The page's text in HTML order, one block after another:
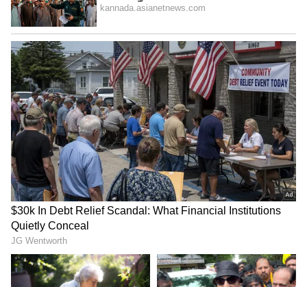
3
6
Image Credit :Asianet News
ಎಸ್ ಎಂಎಸ್ – ಒಟಿಪಿ ಮಿತಿ
ಸಿಮ್ ವಿನಿಮಯ ಮತ್ತು ಫಿಶಿಂಗ್ನಿಂದ ಡಿಜಿಟಲ್ ವಂಚನೆ
ಹೆಚ್ಚಾಗ್ತಿದೆ. ಅದನ್ನು ತಡೆಗಟ್ಟಲು ಏಪ್ರಿಲ್ 2026 ರಿಂದ
ಭದ್ರತೆಯನ್ನು ನವೀಕರಿಸಲಾಗಿದೆ. ದೊಡ್ಡ ಮತ್ತು ಹೆಚ್ಚಿನ
ಮೌಲ್ಯದ ವಹಿವಾಟುಗಳನ್ನು ಸುರಕ್ಷಿತಗೊಳಿಸಲು, ಸರಳ
ಎಸ್ಎಂಎಸ್ ಒಟಿಪಿಗಳನ್ನು ಮಾತ್ರ ಅವಲಂಬಿಸುವ ಬದಲು
ಬಯೋಮೆಟ್ರಿಕ್ ದೃಢೀಕರಣ, ಫೇಸ್ ಐಡಿ ಮತ್ತು ಅಪ್ಲಿಕೇಶನ್